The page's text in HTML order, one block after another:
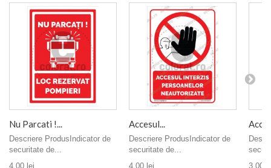
Nu Parcati !...
Descriere ProdusIndicator de
securitate de...
4,00 lei
Accesul...
Descriere ProdusIndicator de
securitate de...
4,00 lei
3,00